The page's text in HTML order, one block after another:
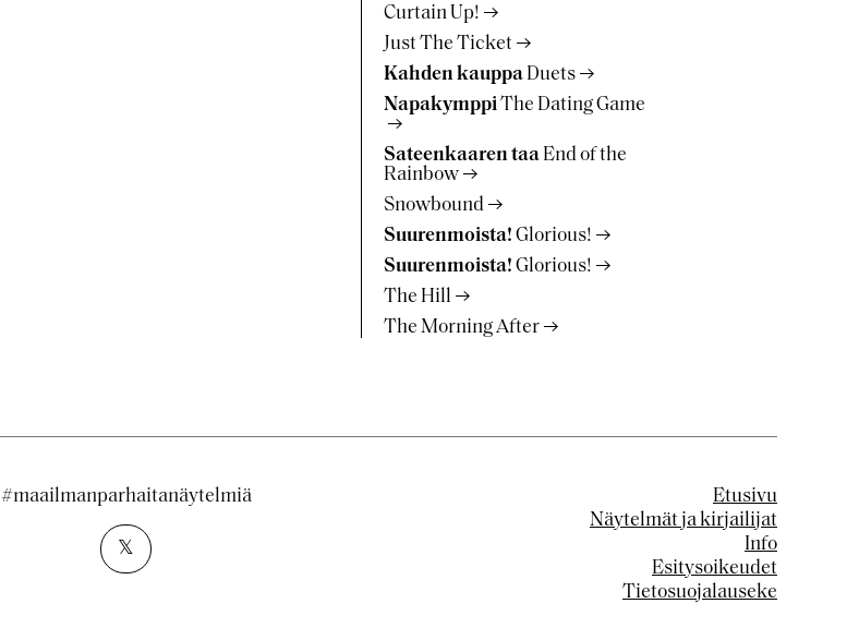
Curtain Up!
Just The Ticket
Kahden kauppa Duets
NapakymppiThe Dating Game
Sateenkaaren taa End of the
Rainbow
Snowbound
Suurenmoista! Glorious!
Suurenmoista! Glorious!
The Hill
The Morning After
Etusivu
Näytelmät ja kirjailijat
Info
Esitysoikeudet
Tietosuojalauseke
#maailmanparhaitanäytelmiä
𝕏